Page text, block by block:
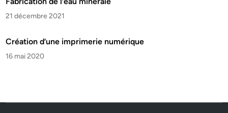
21 décembre 2021
Création d’une imprimerie numérique
16 mai 2020